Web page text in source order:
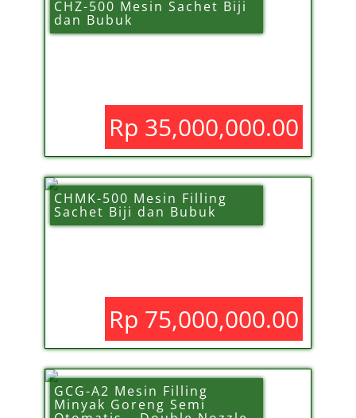
CHZ-500 Mesin Sachet Biji
dan Bubuk
Rp 35,000,000.00
CHMK-500 Mesin Filling
Sachet Biji dan Bubuk
Rp 75,000,000.00
GCG-A2 Mesin Filling
Minyak Goreng Semi